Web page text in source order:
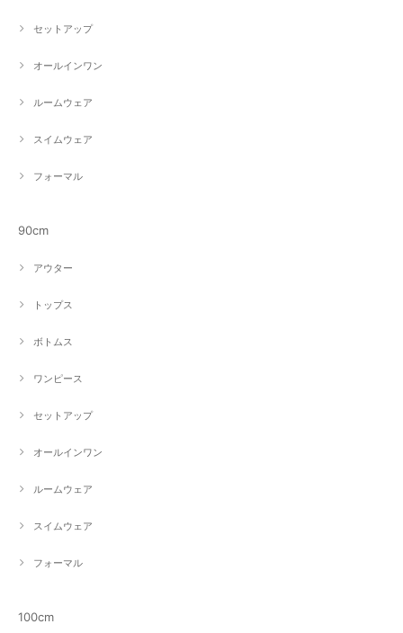
セットアップ
オールインワン
ルームウェア
スイムウェア
フォーマル
90cm
アウター
トップス
ボトムス
ワンピース
セットアップ
オールインワン
ルームウェア
スイムウェア
フォーマル
100cm